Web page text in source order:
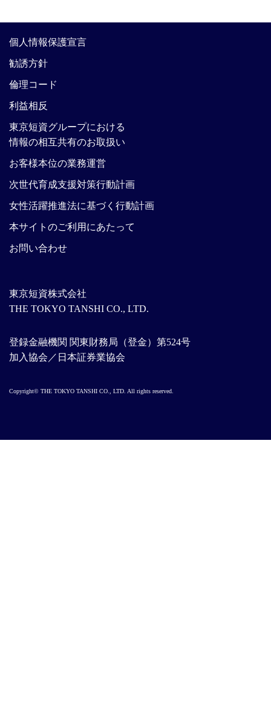
東京短資株式会社
THE TOKYO TANSHI CO., LTD.
登録金融機関 関東財務局（登金）第524号
加入協会／日本証券業協会
個人情報保護宣言
勧誘方針
倫理コード
利益相反
東京短資グループにおける
情報の相互共有のお取扱い
お客様本位の業務運営
次世代育成支援対策行動計画
女性活躍推進法に基づく行動計画
本サイトのご利用にあたって
お問い合わせ
Copyright© THE TOKYO TANSHI CO., LTD. All rights reserved.